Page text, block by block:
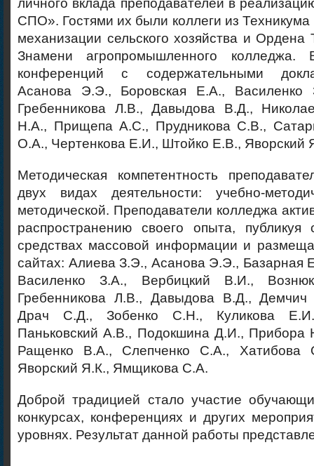
СПО». Гостями их были коллеги из
механизации сельского хозяйства и Ордена
Знамени агропромышленного
конференций с содержательными
Асанова Э.Э., Боровская Е.А.,
Гребенникова Л.В., Давыдова В.Д.,
Н.А., Прищепа А.С., Прудникова С.В.,
О.А., Чертенкова Е.И., Штойко Е.В., Яворский
Методическая компетентность
двух видах деятельности: учебно-
методической. Преподаватели колледжа
распространению своего опыта,
средствах массовой информации и
сайтах: Алиева З.Э., Асанова Э.Э., Базарная
Василенко З.А., Вербицкий В.И.,
Гребенникова Л.В., Давыдова В.Д.,
Драч С.Д., Зобенко С.Н., Куликова
Паньковский А.В., Подокшина Д.И.,
Ращенко В.А., Слепченко С.А.,
Яворский Я.К., Ямщикова С.А.
Доброй традицией стало участие
конкурсах, конференциях и других
уровнях. Результат данной работы